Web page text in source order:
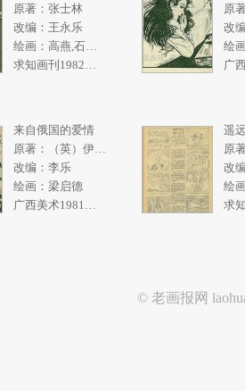
原著：张士林
改编：王永乐
原
改
绘
来自俄国的爱情
改编：李乐
绘画：梁启德
遥
原
改
© 老画报网